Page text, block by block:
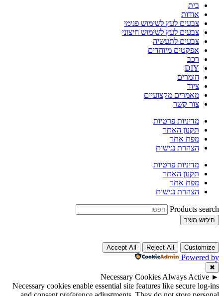
בית
אודות
צבעים לעץ לשימוש פנימי
צבעים לעץ לשימוש חיצוני
צבעים לתעשיה
אפקטים מיוחדים
רכב
DIY
חומרים
ציוד
מאמרים מקצועיים
צור קשר
מדיניות פרטיות
תקנון האתר
מפת אתר
הצהרת נגישות
מדיניות פרטיות
תקנון האתר
מפת אתר
הצהרת נגישות
Products search
חיפוש מוצר
Customize
Reject All
Accept All
Powered by
✖
►
Necessary Cookies Always Active
Necessary cookies enable essential site features like secure log-ins